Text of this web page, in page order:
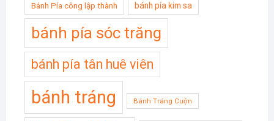
Bánh Pía công lập thành bánh pía kim sa
bánh pía sóc trăng
bánh pía tân huê viên
bánh tráng Bánh Tráng Cuộn